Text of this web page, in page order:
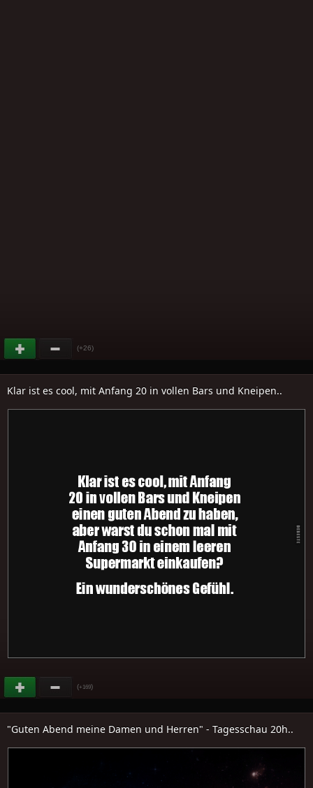
(+26)
Klar ist es cool, mit Anfang 20 in vollen Bars und Kneipen..
(+169)
"Guten Abend meine Damen und Herren" - Tagesschau 20h..